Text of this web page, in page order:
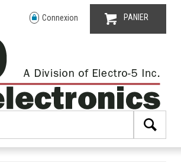
Connexion PANIER